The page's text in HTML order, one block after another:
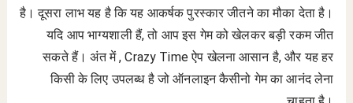
है। दूसरा लाभ यह है कि यह आकर्षक पुरस्कार जीतने का मौका देता है।
यदि आप भाग्यशाली हैं, तो आप इस गेम को खेलकर बड़ी रकम जीत
सकते हैं। अंत में , Crazy Time ऐप खेलना आसान है, और यह हर
किसी के लिए उपलब्ध है जो ऑनलाइन कैसीनो गेम का आनंद लेना